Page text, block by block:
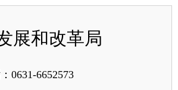
展和改革局
0631-6652573